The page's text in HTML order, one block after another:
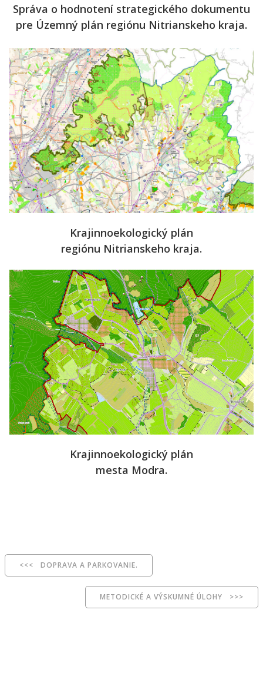
Správa o hodnotení strategického dokumentu
pre Územný plán regiónu Nitrianskeho kraja.
Krajinnoekologický plán
regiónu Nitrianskeho kraja.
Krajinnoekologický plán
mesta Modra.
<<< DOPRAVA A PARKOVANIE.
METODICKÉ A VÝSKUMNÉ ÚLOHY >>>